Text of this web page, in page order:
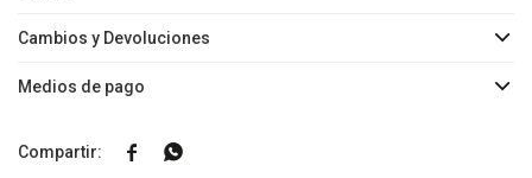
Cambios y Devoluciones
Medios de pago
 